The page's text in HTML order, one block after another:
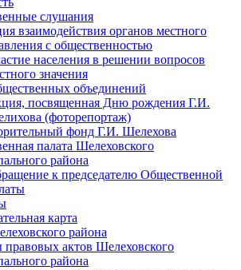
слушания
взаимодействия органов местного
с общественностью
населения в решении вопросов
значения
объединений
посвященная Дню рождения Г.И.
(фоторепортаж)
фонд Г.И. Шелехова
палата Шелеховского
района
к председателю Общественной
карта
района
актов Шелеховского
района